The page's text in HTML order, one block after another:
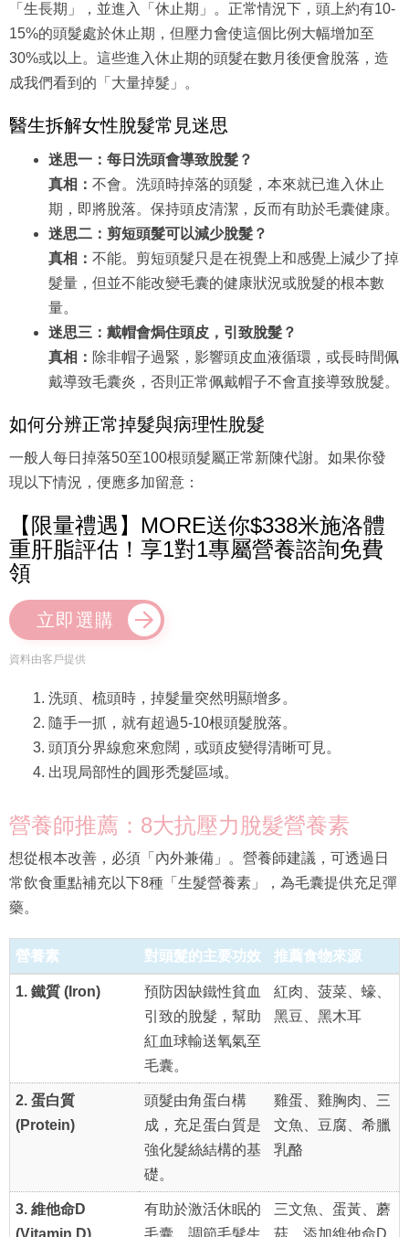
「生長期」，並進入「休止期」。正常情況下，頭上約有10-
15%的頭髮處於休止期，但壓力會使這個比例大幅增加至
30%或以上。這些進入休止期的頭髮在數月後便會脫落，造
成我們看到的「大量掉髮」。
醫生拆解女性脫髮常見迷思
迷思一：每日洗頭會導致脫髮？
真相： 不會。洗頭時掉落的頭髮，本來就已進入休止
期，即將脫落。保持頭皮清潔，反而有助於毛囊健康。
迷思二：剪短頭髮可以減少脫髮？
真相： 不能。剪短頭髮只是在視覺上和感覺上減少了掉
髮量，但並不能改變毛囊的健康狀況或脫髮的根本數
量。
迷思三：戴帽會焗住頭皮，引致脫髮？
真相： 除非帽子過緊，影響頭皮血液循環，或長時間佩
戴導致毛囊炎，否則正常佩戴帽子不會直接導致脫髮。
如何分辨正常掉髮與病理性脫髮
一般人每日掉落50至100根頭髮屬正常新陳代謝。如果你發
現以下情況，便應多加留意：
【限量禮遇】MORE送你$338米施洛體
重肝脂評估！享1對1專屬營養諮詢免費
領
立即選購
資料由客戶提供
洗頭、梳頭時，掉髮量突然明顯增多。
隨手一抓，就有超過5-10根頭髮脫落。
頭頂分界線愈來愈闊，或頭皮變得清晰可見。
出現局部性的圓形禿髮區域。
營養師推薦：8大抗壓力脫髮營養素
想從根本改善，必須「內外兼備」。營養師建議，可透過日
常飲食重點補充以下8種「生髮營養素」，為毛囊提供充足彈
藥。
營養素 對頭髮的主要功效 推薦食物來源
1. 鐵質 (Iron)
預防因缺鐵性貧血
引致的脫髮，幫助
紅血球輸送氧氣至
毛囊。
紅肉、菠菜、蠔、
黑豆、黑木耳
2. 蛋白質
(Protein)
頭髮由角蛋白構
成，充足蛋白質是
強化髮絲結構的基
礎。
雞蛋、雞胸肉、三
文魚、豆腐、希臘
乳酪
3. 維他命D
(Vitamin D)
有助於激活休眠的
毛囊，調節毛髮生
三文魚、蛋黃、蘑
菇、添加維他命D